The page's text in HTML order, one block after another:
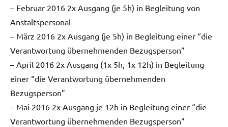
– Februar 2016 2x Ausgang (je 5h) in Begleitung von
Anstaltspersonal
– März 2016 2x Ausgang (je 5h) in Begleitung einer “die
Verantwortung übernehmenden Bezugsperson”
– April 2016 2x Ausgang (1x 5h, 1x 12h) in Begleitung
einer “die Verantwortung übernehmenden
Bezugsperson”
– Mai 2016 2x Ausgang je 12h in Begleitung einer “die
Verantwortung übernehmenden Bezugsperson”